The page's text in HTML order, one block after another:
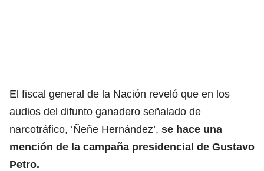
El fiscal general de la Nación reveló que en los
audios del difunto ganadero señalado de
narcotráfico, ‘Ñeñe Hernández’, se hace una
mención de la campaña presidencial de Gustavo
Petro.